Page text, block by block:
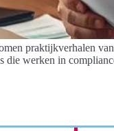
praktijkverhalen
die werken in